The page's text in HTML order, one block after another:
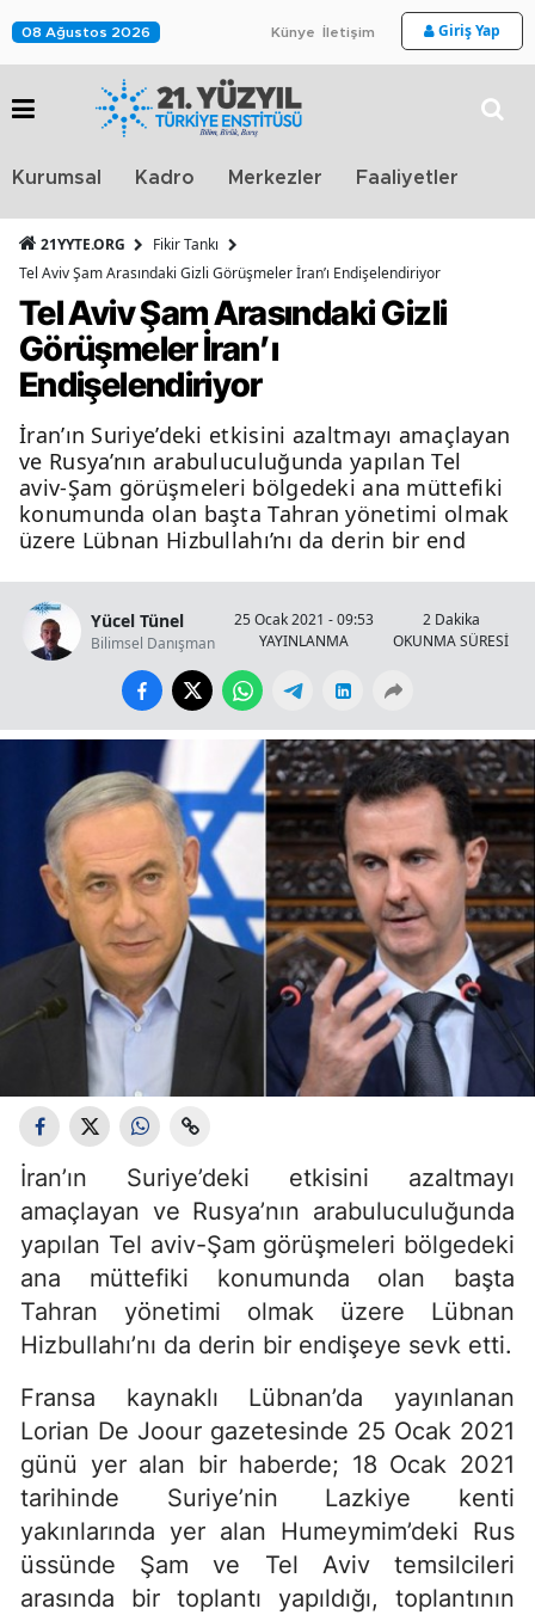
08 Ağustos 2026 Künye İletişim Giriş Yap
Kurumsal Kadro Merkezler Faaliyetler
21YYTE.ORG
Fikir Tankı
Tel Aviv Şam Arasındaki Gizli Görüşmeler İran’ı Endişelendiriyor
Tel Aviv Şam Arasındaki Gizli
Görüşmeler İran’ı
Endişelendiriyor
İran’ın Suriye’deki etkisini azaltmayı amaçlayan
ve Rusya’nın arabuluculuğunda yapılan Tel
aviv-Şam görüşmeleri bölgedeki ana müttefiki
konumunda olan başta Tahran yönetimi olmak
üzere Lübnan Hizbullahı’nı da derin bir end
Yücel Tünel
Bilimsel Danışman
25 Ocak 2021 - 09:53
YAYINLANMA
2 Dakika
OKUNMA SÜRESİ
İran’ın Suriye’deki etkisini azaltmayı
amaçlayan ve Rusya’nın arabuluculuğunda
yapılan Tel aviv-Şam görüşmeleri bölgedeki
ana müttefiki konumunda olan başta
Tahran yönetimi olmak üzere Lübnan
Hizbullahı’nı da derin bir endişeye sevk etti.
Fransa kaynaklı Lübnan’da yayınlanan
Lorian De Joour gazetesinde 25 Ocak 2021
günü yer alan bir haberde; 18 Ocak 2021
tarihinde Suriye’nin Lazkiye kenti
yakınlarında yer alan Humeymim’deki Rus
üssünde Şam ve Tel Aviv temsilcileri
arasında bir toplantı yapıldığı, toplantının